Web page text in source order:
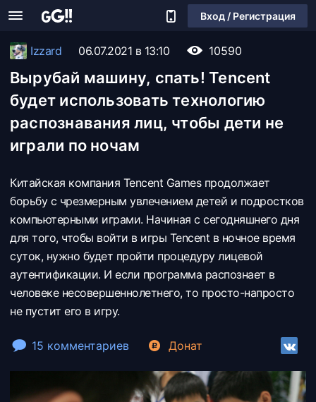
Вход / Регистрация
Izzard 06.07.2021 в 13:10 10590
Вырубай машину, спать! Tencent
будет использовать технологию
распознавания лиц, чтобы дети не
играли по ночам
Китайская компания Tencent Games продолжает
борьбу с чрезмерным увлечением детей и подростков
компьютерными играми. Начиная с сегодняшнего дня
для того, чтобы войти в игры Tencent в ночное время
суток, нужно будет пройти процедуру лицевой
аутентификации. И если программа распознает в
человеке несовершеннолетнего, то просто-напросто
не пустит его в игру.
15 комментариев Донат